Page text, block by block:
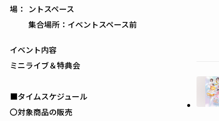
場： ントスペース
集合場所：イベントスペース前
イベント内容
ミニライブ＆特典会
■タイムスケジュール
〇対象商品の販売